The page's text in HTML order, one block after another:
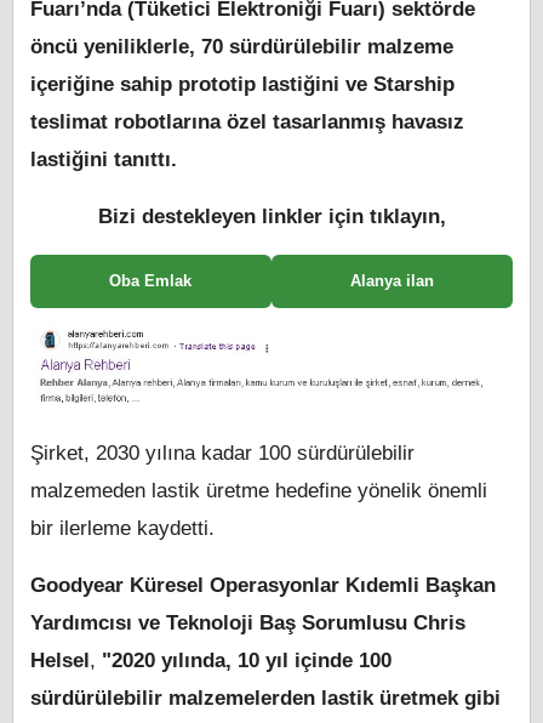
Fuarı’nda (Tüketici Elektroniği Fuarı) sektörde
öncü yeniliklerle, 70 sürdürülebilir malzeme
içeriğine sahip prototip lastiğini ve Starship
teslimat robotlarına özel tasarlanmış havasız
lastiğini tanıttı.
Bizi destekleyen linkler için tıklayın,
Oba Emlak Alanya ilan
Şirket, 2030 yılına kadar 100 sürdürülebilir
malzemeden lastik üretme hedefine yönelik önemli
bir ilerleme kaydetti.
Goodyear Küresel Operasyonlar Kıdemli Başkan
Yardımcısı ve Teknoloji Baş Sorumlusu Chris
Helsel, "2020 yılında, 10 yıl içinde 100
sürdürülebilir malzemelerden lastik üretmek gibi